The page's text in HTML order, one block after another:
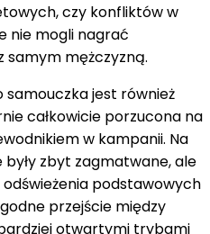
czy konfliktów w
​​nie mogli nagrać
samym mężczyzną.
jest również
całkowicie porzucona na
w kampanii. Na
zbyt zagmatwane, ale
podstawowych
przejście między
otwartymi trybami